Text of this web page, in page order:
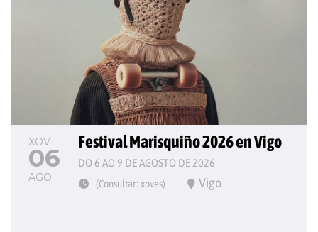
XOV
06
AGO
Festival Marisquiño 2026 en Vigo
DO 6 AO 9 DE AGOSTO DE 2026
(Consultar: xoves) Vigo